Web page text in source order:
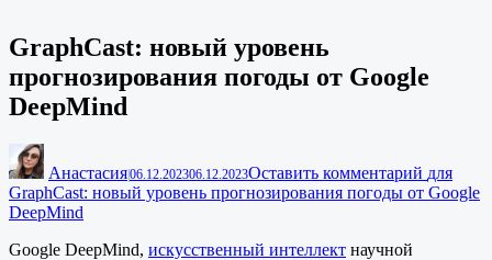
GraphCast: новый уровень
прогнозирования погоды от Google
DeepMind
Анастасия|06.12.202306.12.2023Оставить комментарий для
GraphCast: новый уровень прогнозирования погоды от Google
DeepMind
Google DeepMind, искусственный интеллект научной